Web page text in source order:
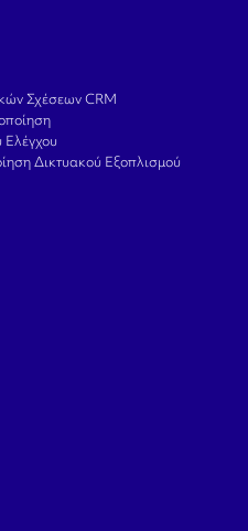
Σχέσεων CRM
Ελέγχου
Δικτυακού Εξοπλισμού